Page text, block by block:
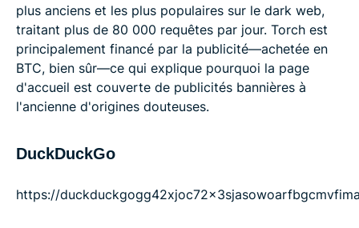
plus anciens et les plus populaires sur le dark web,
traitant plus de 80 000 requêtes par jour. Torch est
principalement financé par la publicité—achetée en
BTC, bien sûr—ce qui explique pourquoi la page
d'accueil est couverte de publicités bannières à
l'ancienne d'origines douteuses.
DuckDuckGo
https://